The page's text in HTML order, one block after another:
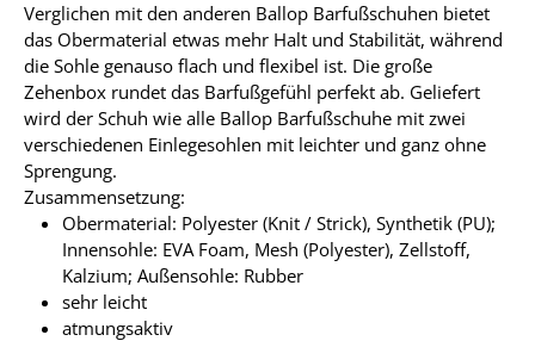
Verglichen mit den anderen Ballop Barfußschuhen bietet
das Obermaterial etwas mehr Halt und Stabilität, während
die Sohle genauso flach und flexibel ist. Die große
Zehenbox rundet das Barfußgefühl perfekt ab. Geliefert
wird der Schuh wie alle Ballop Barfußschuhe mit zwei
verschiedenen Einlegesohlen mit leichter und ganz ohne
Sprengung.
Zusammensetzung:
Obermaterial: Polyester (Knit / Strick), Synthetik (PU);
Innensohle: EVA Foam, Mesh (Polyester), Zellstoff,
Kalzium; Außensohle: Rubber
sehr leicht
atmungsaktiv